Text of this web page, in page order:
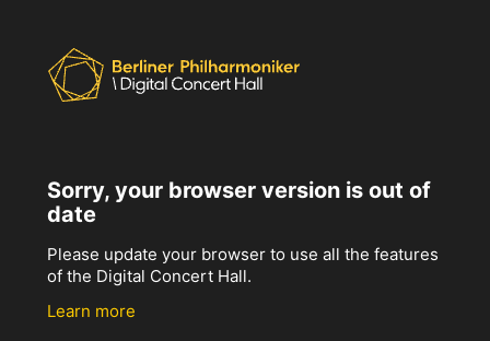
Sorry, your browser version is out of
date
Please update your browser to use all the features
of the Digital Concert Hall.
Learn more